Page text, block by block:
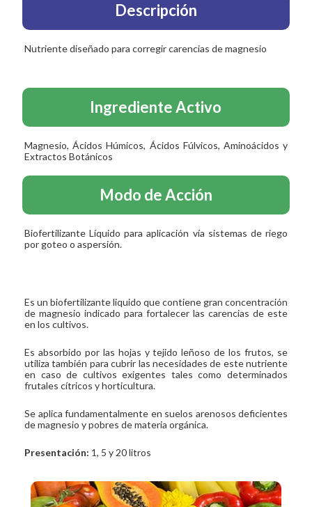
Descripción
Nutriente diseñado para corregir carencias de magnesio
Ingrediente Activo
Magnesio, Ácidos Húmicos, Ácidos Fúlvicos, Aminoácidos y
Extractos Botánicos
Modo de Acción
Biofertilizante Líquido para aplicación vía sistemas de riego
por goteo o aspersión.
Es un biofertilizante liquido que contiene gran concentración
de magnesio indicado para fortalecer las carencias de este
en los cultivos.
Es absorbido por las hojas y tejido leñoso de los frutos, se
utiliza también para cubrir las necesidades de este nutriente
en caso de cultivos exigentes tales como determinados
frutales cítricos y horticultura.
Se aplica fundamentalmente en suelos arenosos deficientes
de magnesio y pobres de materia orgánica.
Presentación: 1, 5 y 20 litros